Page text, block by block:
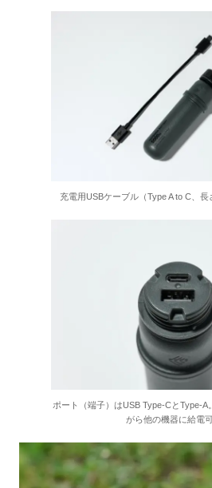
充電用USBケーブル（Type A to C、長
ポート（端子）はUSB Type-CとType-A
がら他の機器に給電可